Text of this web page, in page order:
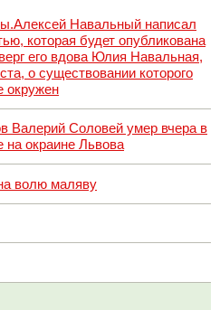
Навальный написал
которая будет опубликована
его вдова Юлия Навальная,
о существовании которого
окружен
Валерий Соловей умер вчера в
на окраине Львова
волю маляву